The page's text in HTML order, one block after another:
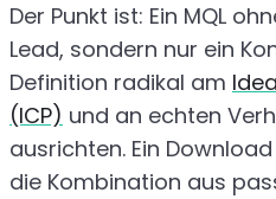
Der Punkt ist: Ein MQL
Lead, sondern nur ein
Definition radikal am
(ICP) und an echten
ausrichten. Ein
die Kombination aus